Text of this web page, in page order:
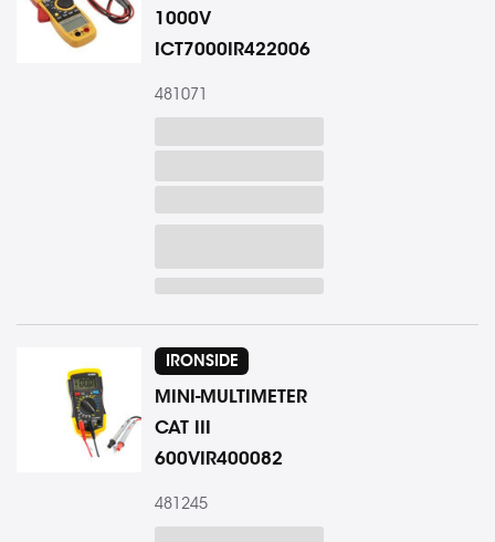
1000V
ICT7000IR422006
481071
IRONSIDE
MINI-MULTIMETER
CAT III
600VIR400082
481245